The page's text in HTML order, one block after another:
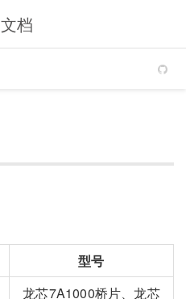
文档
型号
龙芯7A1000桥片、龙芯